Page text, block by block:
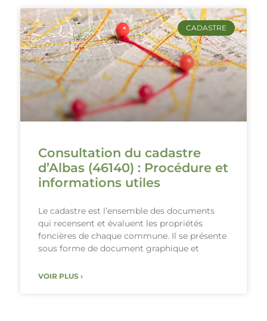
CADASTRE
Consultation du cadastre
d’Albas (46140) : Procédure et
informations utiles
Le cadastre est l’ensemble des documents
qui recensent et évaluent les propriétés
foncières de chaque commune. Il se présente
sous forme de document graphique et
VOIR PLUS ›